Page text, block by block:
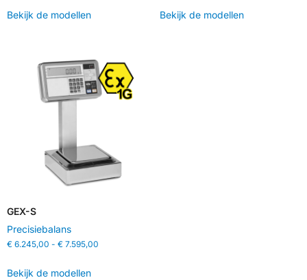
Bekijk de modellen Bekijk de modellen
GEX-S
Precisiebalans
€ 6.245,00 - € 7.595,00
Bekijk de modellen